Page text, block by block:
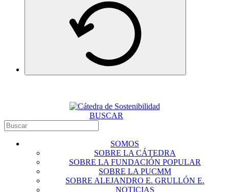
BUSCAR
SOMOS
SOBRE LA CÁTEDRA
SOBRE LA FUNDACIÓN POPULAR
SOBRE LA PUCMM
SOBRE ALEJANDRO E. GRULLÓN E.
NOTICIAS